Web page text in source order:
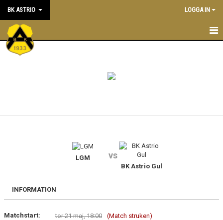
BK ASTRIO LOGGA IN
HEM
STÖTTA BK ASTRIO
LGM vs
BK Astrio Gul
INFORMATION
Matchstart: tor 21 maj, 18:00
(Match struken)